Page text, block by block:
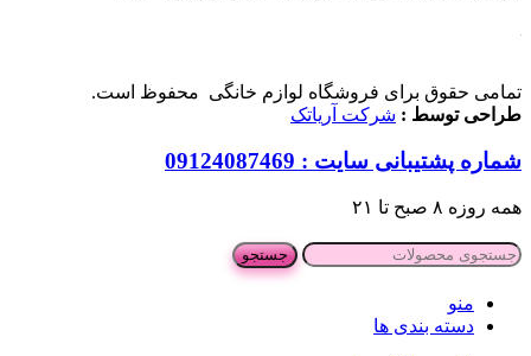
تمامی حقوق برای فروشگاه لوازم خانگی محفوظ است.
طراحی توسط : شرکت آریاتک
شماره پشتیبانی سایت : 09124087469
همه روزه ۸ صبح تا ۲۱
جستجو
منو
دسته بندی ها